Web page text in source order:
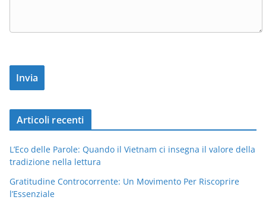
Articoli recenti
L’Eco delle Parole: Quando il Vietnam ci insegna il valore della
tradizione nella lettura
Gratitudine Controcorrente: Un Movimento Per Riscoprire
l’Essenziale